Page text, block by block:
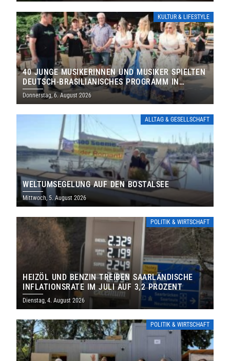
KULTUR & LIFESTYLE
40 JUNGE MUSIKERINNEN UND MUSIKER SPIELTEN
DEUTSCH-BRASILIANISCHES PROGRAMM IN
THOLEY
Donnerstag, 6. August 2026
ALLTAG & GESELLSCHAFT
WELTUMSEGELUNG AUF DEN BOSTALSEE
Mittwoch, 5. August 2026
POLITIK & WIRTSCHAFT
HEIZÖL UND BENZIN TREIBEN SAARLÄNDISCHE
INFLATIONSRATE IM JULI AUF 3,2 PROZENT
Dienstag, 4. August 2026
POLITIK & WIRTSCHAFT